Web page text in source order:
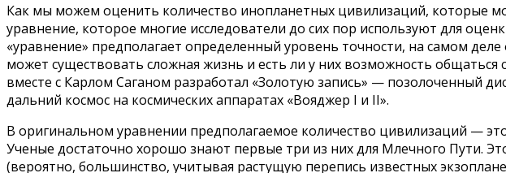
Как мы можем оценить количество инопланетных цивилизаций, которые
уравнение, которое многие исследователи до сих пор используют для
«уравнение» предполагает определенный уровень точности, на самом
может существовать сложная жизнь и есть ли у них возможность
вместе с Карлом Саганом разработал «Золотую запись» — позолоченный
дальний космос на космических аппаратах «Вояджер I и II».
В оригинальном уравнении предполагаемое количество цивилизаций —
Ученые достаточно хорошо знают первые три из них для Млечного Пути.
(вероятно, большинство, учитывая растущую перепись известных